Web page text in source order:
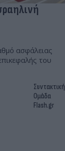
ασφάλειας
του
Συντακτική
Ομάδα
Flash.gr